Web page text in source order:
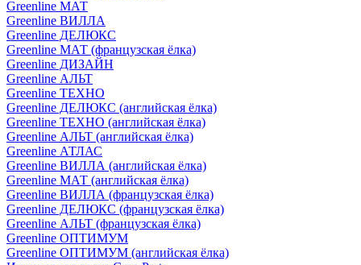
Greenline МАТ
Greenline ВИЛЛА
Greenline ДЕЛЮКС
Greenline МАТ (французская ёлка)
Greenline ДИЗАЙН
Greenline АЛЬТ
Greenline ТЕХНО
Greenline ДЕЛЮКС (английская ёлка)
Greenline ТЕХНО (английская ёлка)
Greenline АЛЬТ (английская ёлка)
Greenline АТЛАС
Greenline ВИЛЛА (английская ёлка)
Greenline МАТ (английская ёлка)
Greenline ВИЛЛА (французская ёлка)
Greenline ДЕЛЮКС (французская ёлка)
Greenline АЛЬТ (французская ёлка)
Greenline ОПТИМУМ
Greenline ОПТИМУМ (английская ёлка)